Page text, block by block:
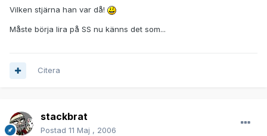
Vilken stjärna han var då!
Måste börja lira på SS nu känns det som...
Citera
stackbrat
Postad 11 Maj , 2006